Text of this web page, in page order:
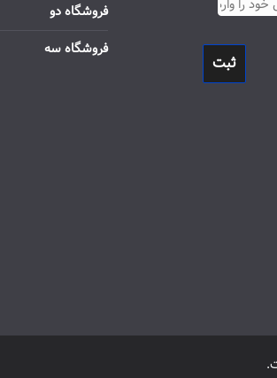
ثبت
فروشگاه دو
فروشگاه سه